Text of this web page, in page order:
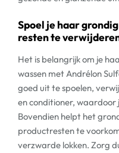
Spoel je haar
resten te
Het is belangrijk om je
wassen met Andrélon
goed uit te spoelen,
en conditioner, waardoor
Bovendien helpt het
productresten te
verzwarde lokken. Zorg